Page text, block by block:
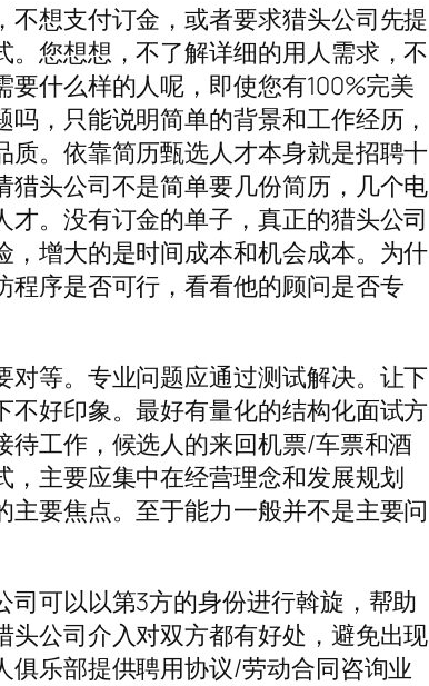
想支付订金，或者要求猎头公司先提
您想想，不了解详细的用人需求，不
什么样的人呢，即使您有100%完美
，只能说明简单的背景和工作经历，
。依靠简历甄选人才本身就是招聘十
头公司不是简单要几份简历，几个电
。没有订金的单子，真正的猎头公司
增大的是时间成本和机会成本。为什
序是否可行，看看他的顾问是否专
等。专业问题应通过测试解决。让下
好印象。最好有量化的结构化面试方
工作，候选人的来回机票/车票和酒
主要应集中在经营理念和发展规划
要焦点。至于能力一般并不是主要问
可以以第3方的身份进行斡旋，帮助
公司介入对双方都有好处，避免出现
乐部提供聘用协议/劳动合同咨询业